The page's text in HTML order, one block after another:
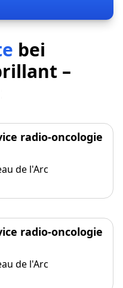
bei
–
radio-oncologie
de l'Arc
radio-oncologie
de l'Arc